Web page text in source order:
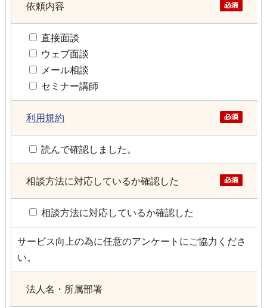
依頼内容
直接面談
ウェブ面談
メール相談
セミナー講師
利用規約
読んで確認しました。
相談方法に対応しているか確認した
相談方法に対応しているか確認した
サービス向上の為に任意のアンケートにご協力くださ
い。
法人名・所属部署